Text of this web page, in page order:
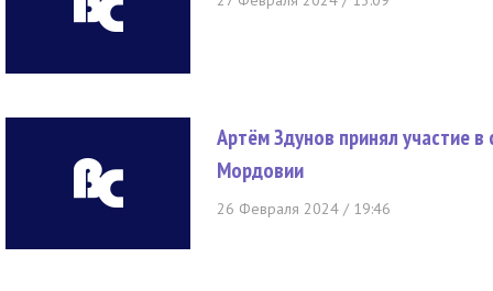
Артём Здунов принял участие
Мордовии
26 Февраля 2024 / 19:46